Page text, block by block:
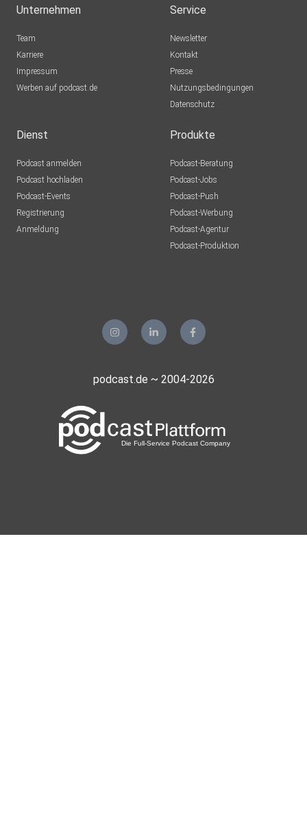
Unternehmen
Team
Karriere
Impressum
Werben auf podcast.de
Service
Newsletter
Kontakt
Presse
Nutzungsbedingungen
Datenschutz
Dienst
Podcast anmelden
Podcast hochladen
Podcast-Events
Registrierung
Anmeldung
Produkte
Podcast-Beratung
Podcast-Jobs
Podcast-Push
Podcast-Werbung
Podcast-Agentur
Podcast-Produktion
podcast.de ~ 2004-2026